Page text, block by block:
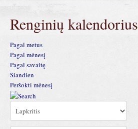
Renginių kalendorius
Pagal metus
Pagal mėnesį
Pagal savaitę
Šiandien
Peršokti mėnesį